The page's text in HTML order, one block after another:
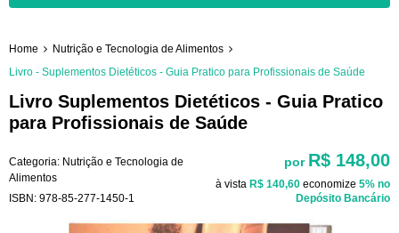
Home
Nutrição e Tecnologia de Alimentos
Livro - Suplementos Dietéticos - Guia Pratico para Profissionais de Saúde
Livro Suplementos Dietéticos - Guia Pratico
para Profissionais de Saúde
Categoria: Nutrição e Tecnologia de
Alimentos
ISBN: 978-85-277-1450-1
por R$ 148,00
à vista R$ 140,60 economize 5% no
Depósito Bancário